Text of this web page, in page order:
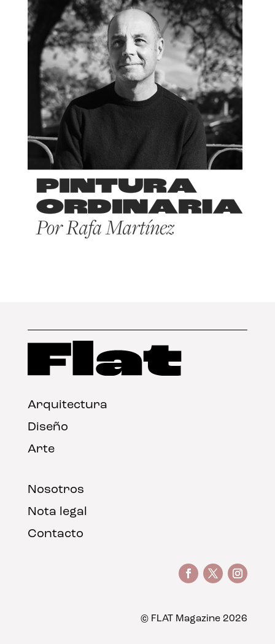
Arquitectura
Diseño
Arte
Nosotros
Nota legal
Contacto
© FLAT Magazine 2026